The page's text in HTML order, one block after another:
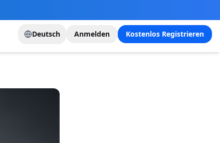
Deutsch Anmelden Kostenlos Registrieren